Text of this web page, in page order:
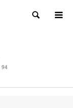
検索
94